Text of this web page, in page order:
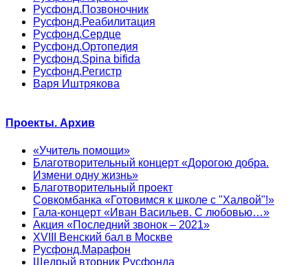
Русфонд.Позвоночник
Русфонд.Реабилитация
Русфонд.Сердце
Русфонд.Ортопедия
Русфонд.Spina bifida
Русфонд.Регистр
Варя Иштрякова
Проекты. Архив
«Учитель помощи»
Благотворительный концерт «Дорогою добра.
Измени одну жизнь»
Благотворительный проект
Совкомбанка «Готовимся к школе с "Халвой"!»
Гала-концерт «Иван Васильев. С любовью…»
Акция «Последний звонок – 2021»
XVIII Венский бал в Москве
Русфонд.Марафон
Щедрый вторник Русфонда